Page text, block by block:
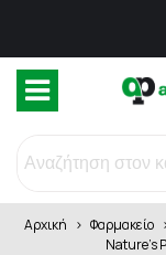
Αρχική > Φαρμακείο
Nature's